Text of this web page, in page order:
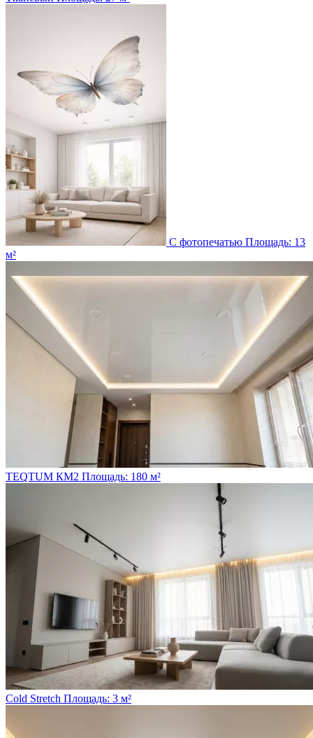
С фотопечатью Площадь: 13
м²
TEQTUM КМ2 Площадь: 180 м²
Cold Stretch Площадь: 3 м²